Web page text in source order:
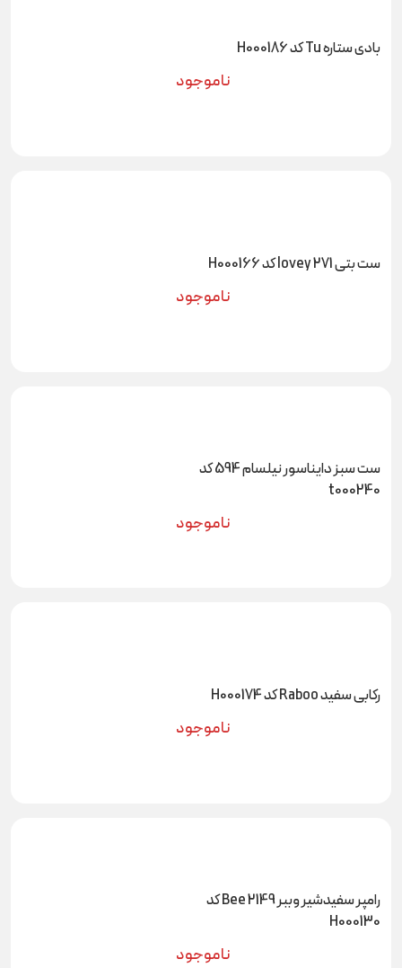
بادی ستاره Tu کد H000186
ناموجود
ست بتی 271 lovey کد H000166
ناموجود
ست سبز دایناسور نیلسام 594 کد
t000240
ناموجود
رکابی سفید Raboo کد H000174
ناموجود
رامپر سفیدشیر وببر 2149 Bee کد
H000130
ناموجود